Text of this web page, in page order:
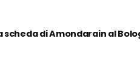
scheda di Amondarain al